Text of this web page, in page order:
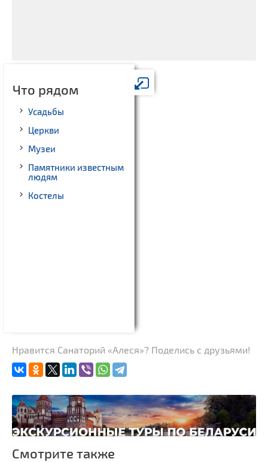
Что рядом
Усадьбы
Церкви
Музеи
Памятники известным
людям
Костелы
Нравится Санаторий «Алеся»? Поделись с друзьями!
Смотрите также